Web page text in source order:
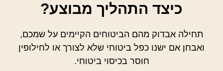
כיצד התהליך מבוצע?
תחילה אבדוק מהם הביטוחים הקיימים על שמכם,
ואבחן אם ישנו כפל ביטוחי שלא לצורך או לחילופין
חוסר בכיסוי ביטוחי.